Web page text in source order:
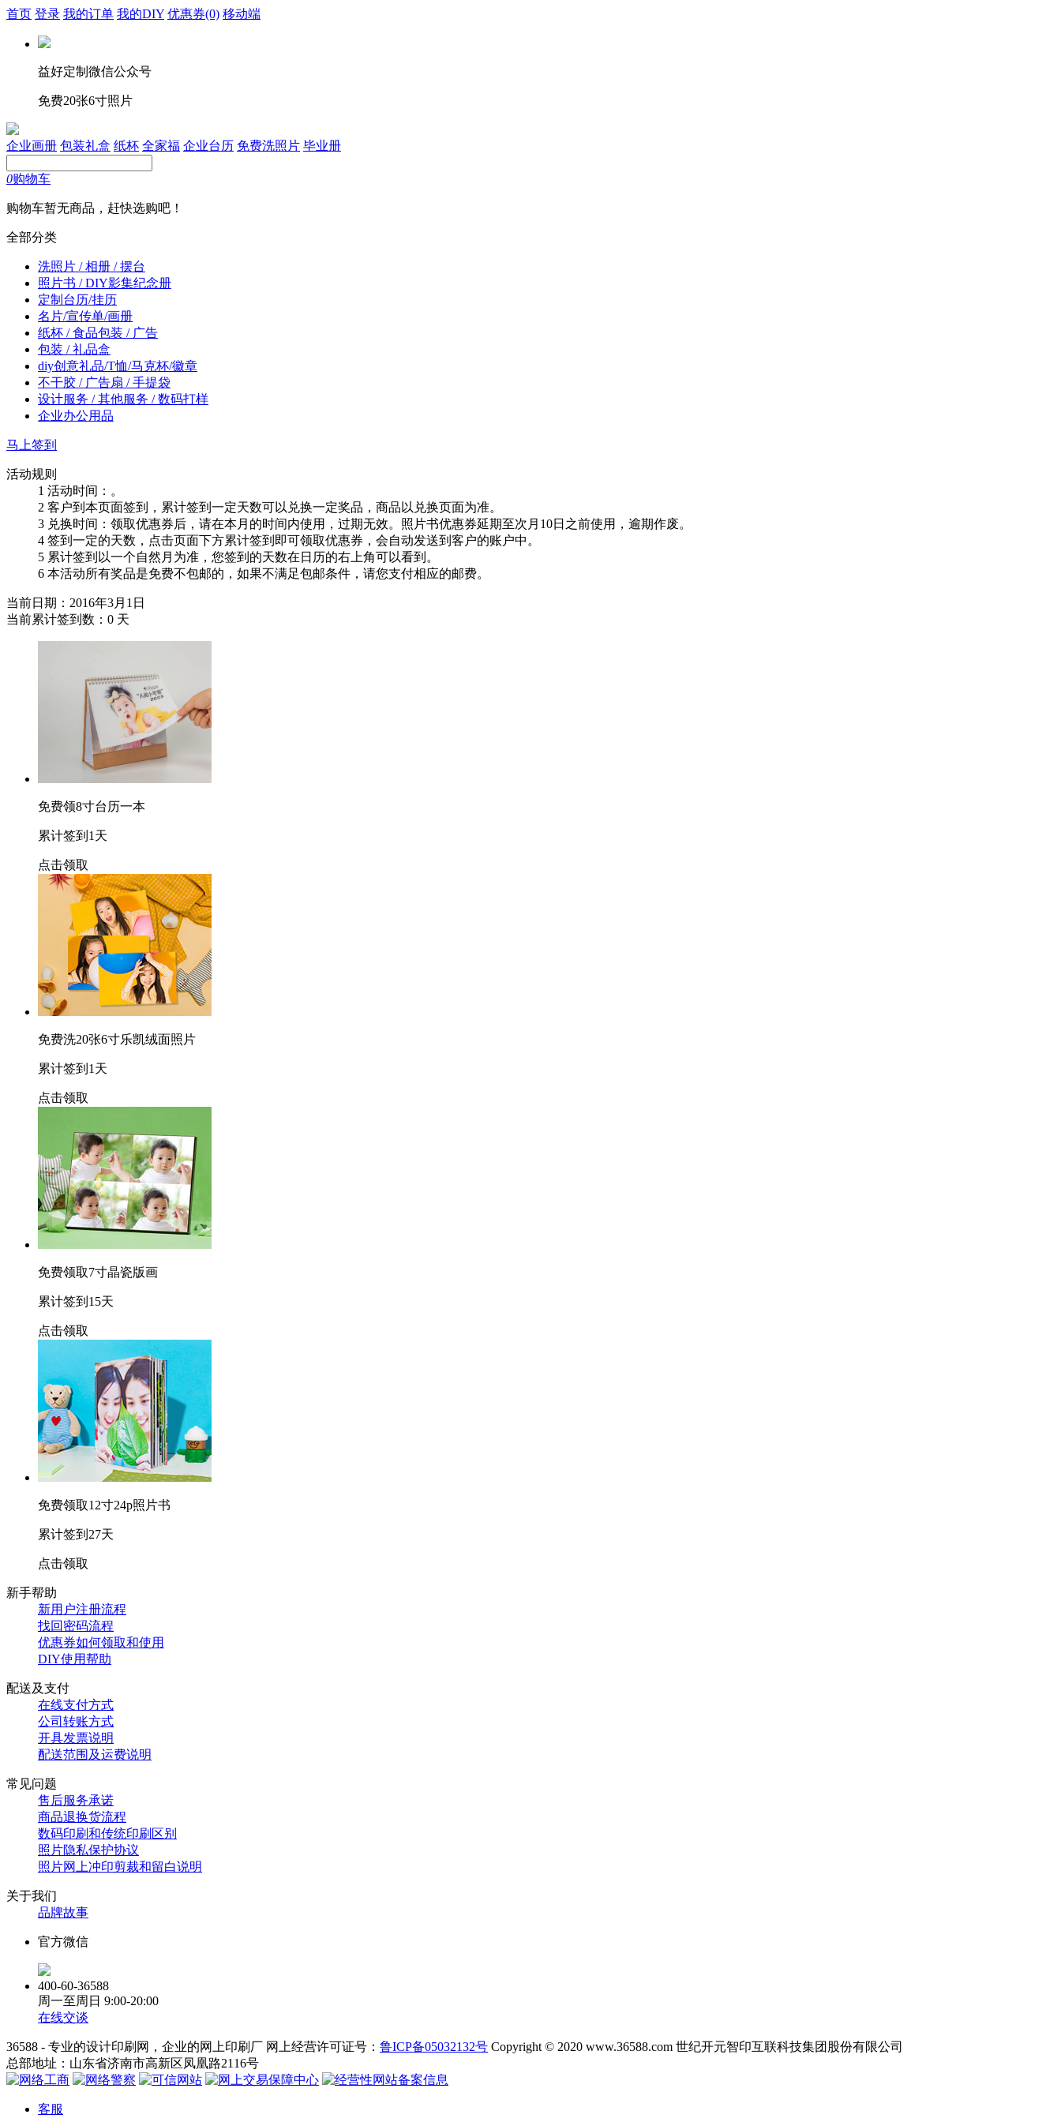
首页 登录 我的订单 我的DIY 优惠券(0) 移动端
益好定制微信公众号
免费20张6寸照片
企业画册 包装礼盒 纸杯 全家福 企业台历 免费洗照片 毕业册
0购物车
购物车暂无商品，赶快选购吧！
全部分类
洗照片 / 相册 / 摆台
照片书 / DIY影集纪念册
定制台历/挂历
名片/宣传单/画册
纸杯 / 食品包装 / 广告
包装 / 礼品盒
diy创意礼品/T恤/马克杯/徽章
不干胶 / 广告扇 / 手提袋
设计服务 / 其他服务 / 数码打样
企业办公用品
马上签到
活动规则
1 活动时间： 。
2 客户到本页面签到，累计签到一定天数可以兑换一定奖品，商品以兑换页面为准。
3 兑换时间：领取优惠券后，请在本月的时间内使用，过期无效。照片书优惠券延期至次月10日之前使用，逾期作废。
4 签到一定的天数，点击页面下方累计签到即可领取优惠券，会自动发送到客户的账户中。
5 累计签到以一个自然月为准，您签到的天数在日历的右上角可以看到。
6 本活动所有奖品是免费不包邮的，如果不满足包邮条件，请您支付相应的邮费。
当前日期：2016年3月1日
当前累计签到数： 0 天
免费领8寸台历一本
累计签到1天
点击领取
免费洗20张6寸乐凯绒面照片
累计签到1天
点击领取
免费领取7寸晶瓷版画
累计签到15天
点击领取
免费领取12寸24p照片书
累计签到27天
点击领取
新手帮助
新用户注册流程
找回密码流程
优惠券如何领取和使用
DIY使用帮助
配送及支付
在线支付方式
公司转账方式
开具发票说明
配送范围及运费说明
常见问题
售后服务承诺
商品退换货流程
数码印刷和传统印刷区别
照片隐私保护协议
照片网上冲印剪裁和留白说明
关于我们
品牌故事
官方微信
400-60-36588
周一至周日 9:00-20:00
在线交谈
36588 - 专业的设计印刷网，企业的网上印刷厂 网上经营许可证号： 鲁ICP备05032132号 Copyright © 2020 www.36588.com 世纪开元智印互联科技集团股份有限公司
总部地址：山东省济南市高新区凤凰路2116号
客服